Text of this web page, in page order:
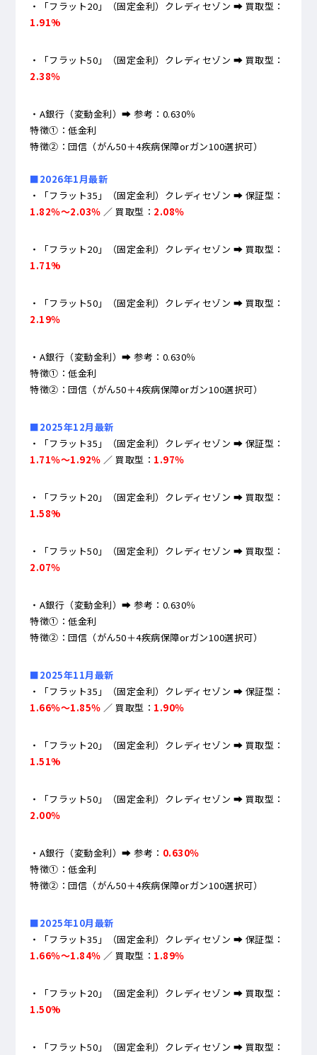
・「フラット20」（固定金利）クレディセゾン ➡ 買取型：
1.91%
・「フラット50」（固定金利）クレディセゾン ➡ 買取型：
2.38％
・A銀行（変動金利）➡ 参考：0.630％
特徴①：低金利
特徴②：団信（がん50＋4疾病保障orガン100選択可）
■2026年1月最新
・「フラット35」（固定金利）クレディセゾン ➡ 保証型：
1.82％～2.03％ ／ 買取型： 2.08％
・「フラット20」（固定金利）クレディセゾン ➡ 買取型：
1.71%
・「フラット50」（固定金利）クレディセゾン ➡ 買取型：
2.19％
・A銀行（変動金利）➡ 参考：0.630％
特徴①：低金利
特徴②：団信（がん50＋4疾病保障orガン100選択可）
■2025年12月最新
・「フラット35」（固定金利）クレディセゾン ➡ 保証型：
1.71％～1.92％ ／ 買取型： 1.97％
・「フラット20」（固定金利）クレディセゾン ➡ 買取型：
1.58%
・「フラット50」（固定金利）クレディセゾン ➡ 買取型：
2.07％
・A銀行（変動金利）➡ 参考：0.630％
特徴①：低金利
特徴②：団信（がん50＋4疾病保障orガン100選択可）
■2025年11月最新
・「フラット35」（固定金利）クレディセゾン ➡ 保証型：
1.66％～1.85％ ／ 買取型： 1.90％
・「フラット20」（固定金利）クレディセゾン ➡ 買取型：
1.51%
・「フラット50」（固定金利）クレディセゾン ➡ 買取型：
2.00％
・A銀行（変動金利）➡ 参考： 0.630％
特徴①：低金利
特徴②：団信（がん50＋4疾病保障orガン100選択可）
■2025年10月最新
・「フラット35」（固定金利）クレディセゾン ➡ 保証型：
1.66％～1.84％ ／ 買取型： 1.89％
・「フラット20」（固定金利）クレディセゾン ➡ 買取型：
1.50%
・「フラット50」（固定金利）クレディセゾン ➡ 買取型：